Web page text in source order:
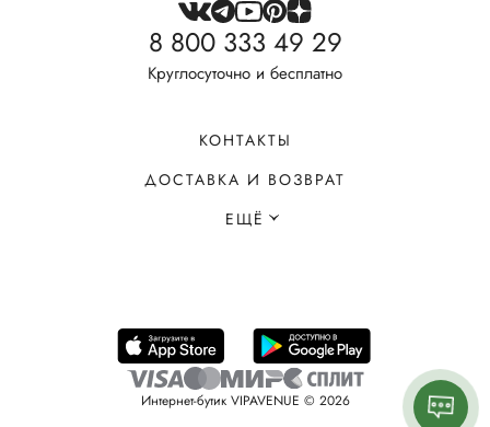
8 800 333 49 29
Круглосуточно и бесплатно
КОНТАКТЫ
ДОСТАВКА И ВОЗВРАТ
ЕЩЁ
Интернет-бутик VIPAVENUE © 2026